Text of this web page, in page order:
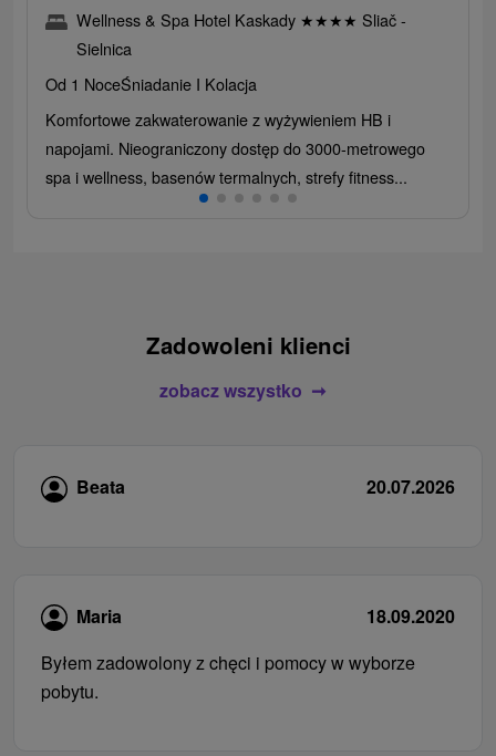
Wellness & Spa Hotel Kaskady ★★★★ Sliač -
Sielnica
Od 1 NoceŚniadanie I Kolacja
Komfortowe zakwaterowanie z wyżywieniem HB i
napojami. Nieograniczony dostęp do 3000-metrowego
spa i wellness, basenów termalnych, strefy fitness...
Zadowoleni klienci
zobacz wszystko
Beata 20.07.2026
Maria
18.09.2020
Byłem zadowolony z chęci i pomocy w wyborze
pobytu.